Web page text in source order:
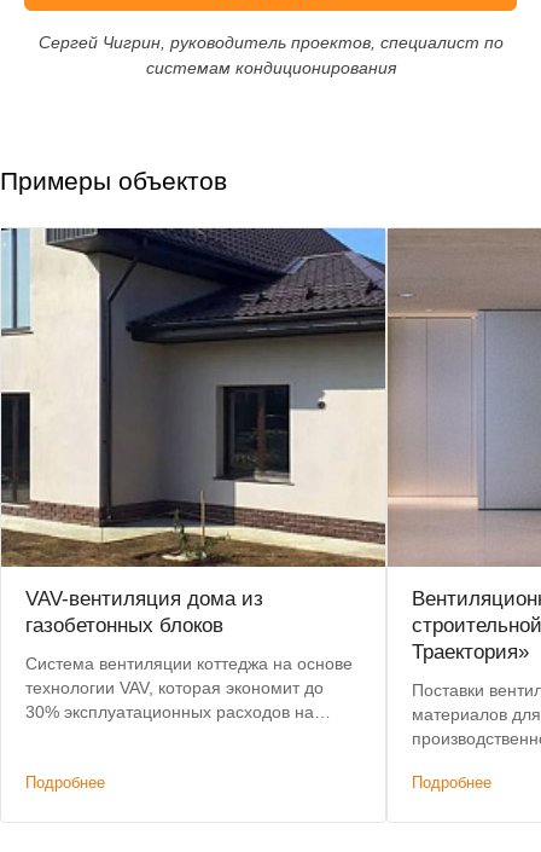
Сергей Чигрин, руководитель проектов, специалист по
системам кондиционирования
Примеры объектов
VAV-вентиляция дома из
газобетонных блоков
Система вентиляции коттеджа на основе
технологии VAV, которая экономит до
30% эксплуатационных расходов на
Подробнее
Траектория»
Поставки
материалов
Подробнее